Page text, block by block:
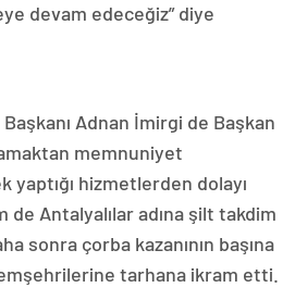
devam edeceğiz” diye
Adnan İmirgi de Başkan
memnuniyet
yaptığı hizmetlerden dolayı
Antalyalılar adına şilt takdim
sonra çorba kazanının başına
tarhana ikram etti.